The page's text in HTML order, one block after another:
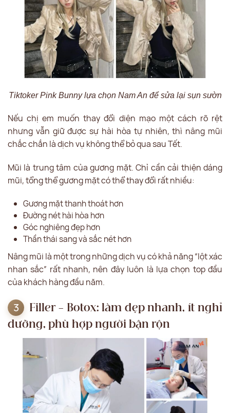
Tiktoker Pink Bunny lựa chọn Nam An để sửa lại sụn sườn
Nếu chị em muốn thay đổi diện mạo một cách rõ rệt
nhưng vẫn giữ được sự hài hòa tự nhiên, thì nâng mũi
chắc chắn là dịch vụ không thể bỏ qua sau Tết.
Mũi là trung tâm của gương mặt. Chỉ cần cải thiện dáng
mũi, tổng thể gương mặt có thể thay đổi rất nhiều:
Gương mặt thanh thoát hơn
Đường nét hài hòa hơn
Góc nghiêng đẹp hơn
Thần thái sang và sắc nét hơn
Nâng mũi là một trong những dịch vụ có khả năng “lột xác
nhan sắc” rất nhanh, nên đây luôn là lựa chọn top đầu
của khách hàng đầu năm.
Filler – Botox: làm đẹp nhanh, ít nghỉ
dưỡng, phù hợp người bận rộn